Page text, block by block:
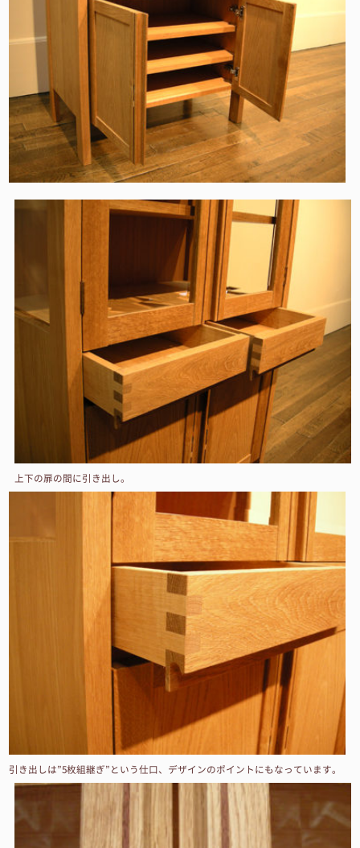
上下の扉の間に引き出し。
引き出しは”5枚組継ぎ”という仕口、デザインのポイントにもなっています。